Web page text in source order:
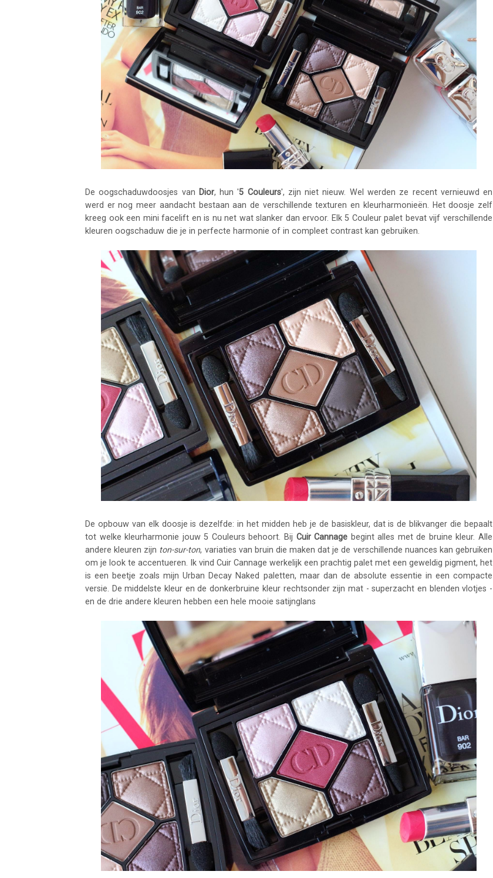
De oogschaduwdoosjes van Dior, hun '5 Couleurs', zijn niet nieuw. Wel werden ze recent vernieuwd en
werd er nog meer aandacht bestaan aan de verschillende texturen en kleurharmonieën. Het doosje zelf
kreeg ook een mini facelift en is nu net wat slanker dan ervoor. Elk 5 Couleur palet bevat vijf verschillende
kleuren oogschaduw die je in perfecte harmonie of in compleet contrast kan gebruiken.
De opbouw van elk doosje is dezelfde: in het midden heb je de basiskleur, dat is de blikvanger die bepaalt
tot welke kleurharmonie jouw 5 Couleurs behoort. Bij Cuir Cannage begint alles met de bruine kleur. Alle
andere kleuren zijn ton-sur-ton, variaties van bruin die maken dat je de verschillende nuances kan gebruiken
om je look te accentueren. Ik vind Cuir Cannage werkelijk een prachtig palet met een geweldig pigment, het
is een beetje zoals mijn Urban Decay Naked paletten, maar dan de absolute essentie in een compacte
versie. De middelste kleur en de donkerbruine kleur rechtsonder zijn mat - superzacht en blenden vlotjes -
en de drie andere kleuren hebben een hele mooie satijnglans